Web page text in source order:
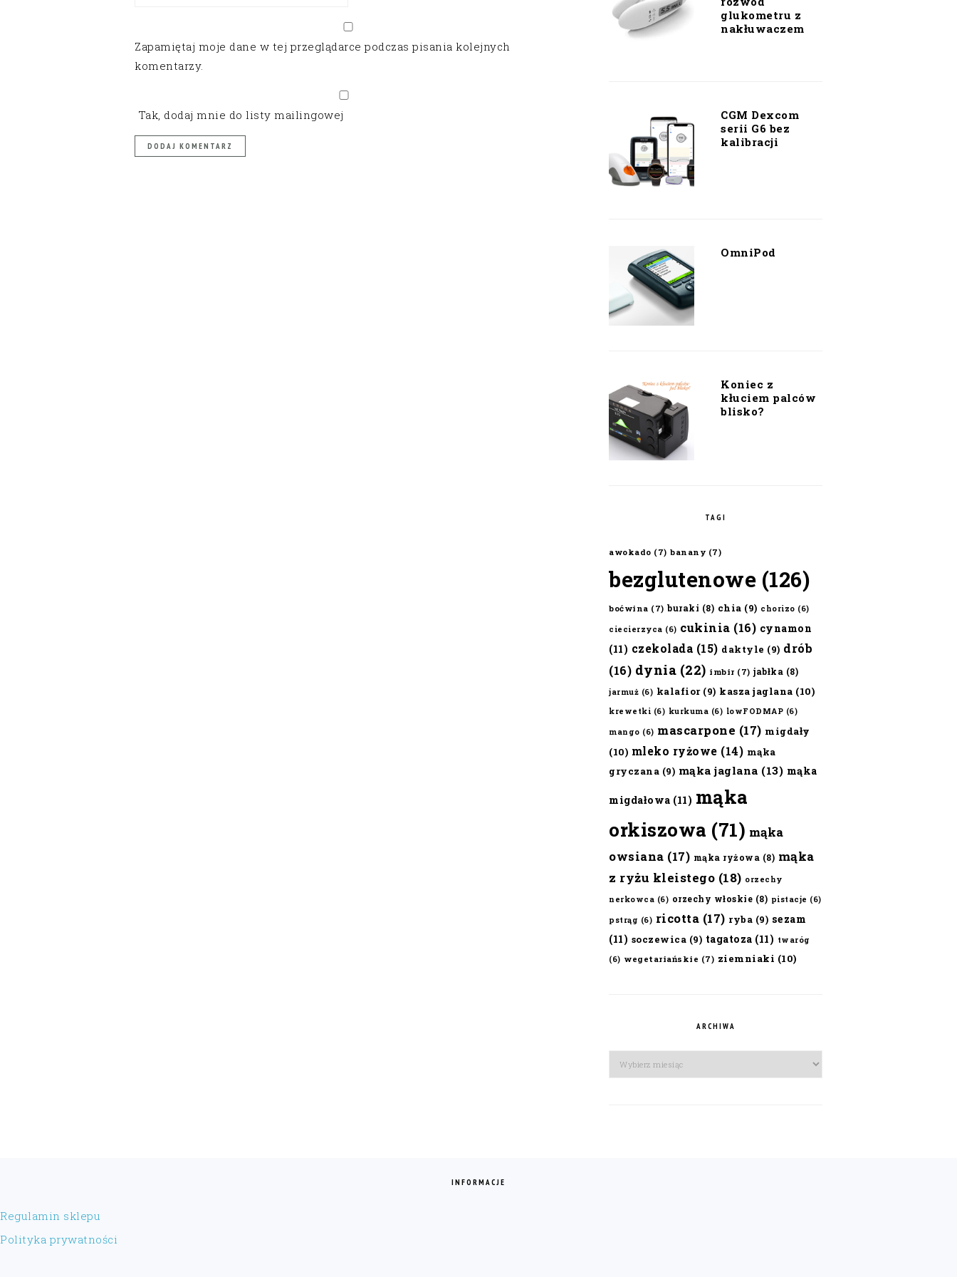
Zapamiętaj moje dane w tej przeglądarce podczas pisania kolejnych
komentarzy.
Tak, dodaj mnie do listy mailingowej
glukometru z
nakłuwaczem
CGM Dexcom
serii G6 bez
kalibracji
OmniPod
Koniec z
kłuciem palców
blisko?
TAGI
awokado (7) banany (7)
bezglutenowe (126)
boćwina (7) buraki (8) chia (9) chorizo (6)
ciecierzyca (6) cukinia (16) cynamon
(11) czekolada (15) daktyle (9) drób
(16) dynia (22) imbir (7) jabłka (8)
jarmuż (6) kalafior(9) kasza jaglana (10)
krewetki (6) kurkuma (6) lowFODMAP (6)
mango (6) mascarpone (17) migdały
(10) mleko ryżowe (14) mąka
gryczana (9) mąka jaglana (13) mąka
migdałowa (11) mąka
orkiszowa (71) mąka
owsiana (17) mąka ryżowa (8) mąka
z ryżu kleistego (18) orzechy
nerkowca (6) orzechy włoskie (8) pistacje (6)
pstrąg (6) ricotta (17) ryba (9) sezam
(11) soczewica (9) tagatoza (11) twaróg
(6) wegetariańskie (7) ziemniaki (10)
ARCHIWA
Archiwa
INFORMACJE
Regulamin sklepu
Polityka prywatności